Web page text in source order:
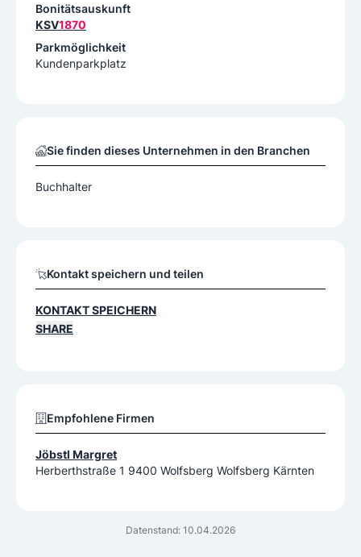
Datenstand: 10.04.2026
Bonitätsauskunft
KSV1870
Parkmöglichkeit
Kundenparkplatz
Sie finden dieses Unternehmen in den Branchen
Buchhalter
Kontakt speichern und teilen
KONTAKT SPEICHERN
SHARE
Empfohlene Firmen
Jöbstl Margret
Herberthstraße 1 9400 Wolfsberg Wolfsberg Kärnten